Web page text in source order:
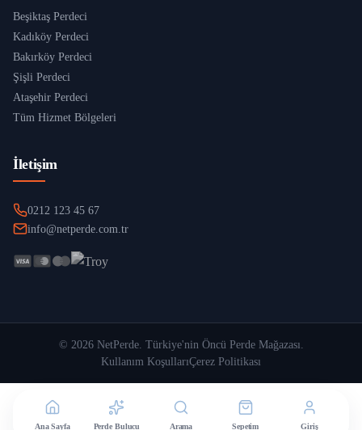
Beşiktaş Perdeci
Kadıköy Perdeci
Bakırköy Perdeci
Şişli Perdeci
Ataşehir Perdeci
Tüm Hizmet Bölgeleri
İletişim
0212 123 45 67
info@netperde.com.tr
© 2026 NetPerde. Türkiye'nin Öncü Perde Mağazası.
Kullanım KoşullarıÇerez Politikası
Ana Sayfa Perde Bulucu Arama Sepetim Giriş